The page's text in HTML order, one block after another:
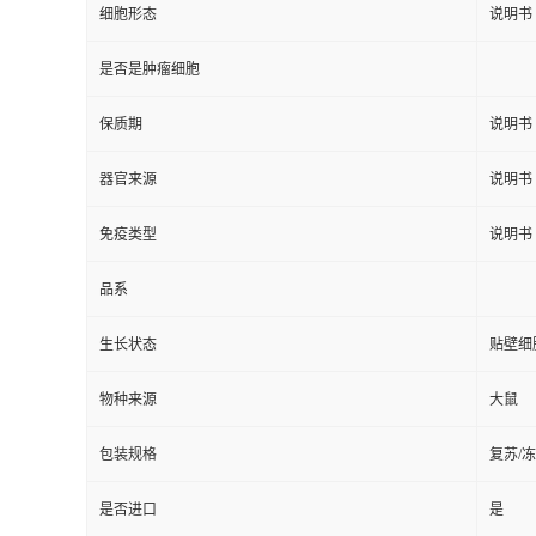
细胞形态 说明书
是否是肿瘤细胞
保质期 说明书
器官来源 说明书
免疫类型 说明书
品系
生长状态 贴壁细
物种来源 大鼠
包装规格 复苏/
是否进口 是